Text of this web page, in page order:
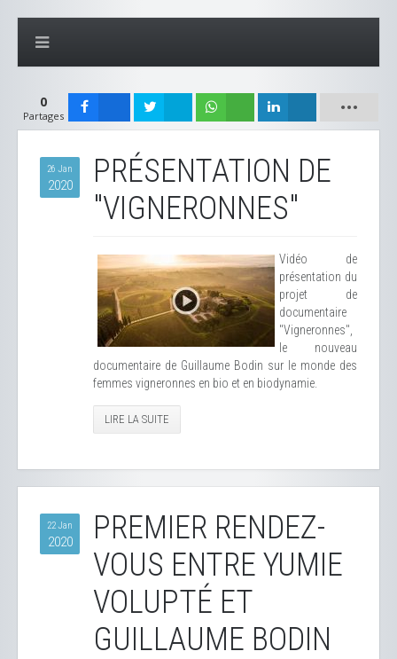
0
Partages
26 Jan
2020
PRÉSENTATION DE
"VIGNERONNES"
Vidéo de
présentation du
projet de
documentaire
"Vigneronnes",
le nouveau
documentaire de Guillaume Bodin sur le monde des
femmes vigneronnes en bio et en biodynamie.
LIRE LA SUITE
22 Jan
2020
PREMIER RENDEZ-
VOUS ENTRE YUMIE
VOLUPTÉ ET
GUILLAUME BODIN